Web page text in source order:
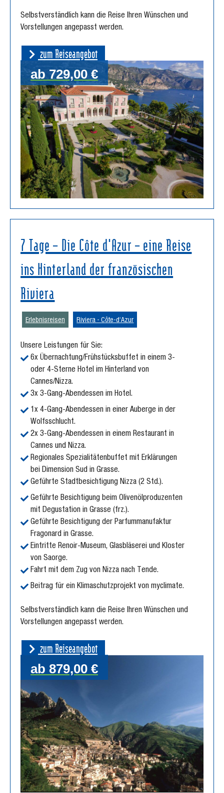
Selbstverständlich kann die Reise Ihren Wünschen und
Vorstellungen angepasst werden.
zum Reiseangebot
ab 729,00 €
7 Tage – Die Côte d'Azur – eine Reise
ins Hinterland der französischen
Riviera
Erlebnisreisen Riviera - Côte-d‘Azur
Unsere Leistungen für Sie:
6x Übernachtung/Frühstücksbuffet in einem 3-
oder 4-Sterne Hotel im Hinterland von
Cannes/Nizza.
3x 3-Gang-Abendessen im Hotel.
1x 4-Gang-Abendessen in einer Auberge in der
Wolfsschlucht.
2x 3-Gang-Abendessen in einem Restaurant in
Cannes und Nizza.
Regionales Spezialitätenbuffet mit Erklärungen
bei Dimension Sud in Grasse.
Geführte Stadtbesichtigung Nizza (2 Std.).
Geführte Besichtigung beim Olivenölproduzenten
mit Degustation in Grasse (frz.).
Geführte Besichtigung der Parfummanufaktur
Fragonard in Grasse.
Eintritte Renoir-Museum, Glasbläserei und Kloster
von Saorge.
Fahrt mit dem Zug von Nizza nach Tende.
Beitrag für ein Klimaschutzprojekt von myclimate.
Selbstverständlich kann die Reise Ihren Wünschen und
Vorstellungen angepasst werden.
zum Reiseangebot
ab 879,00 €